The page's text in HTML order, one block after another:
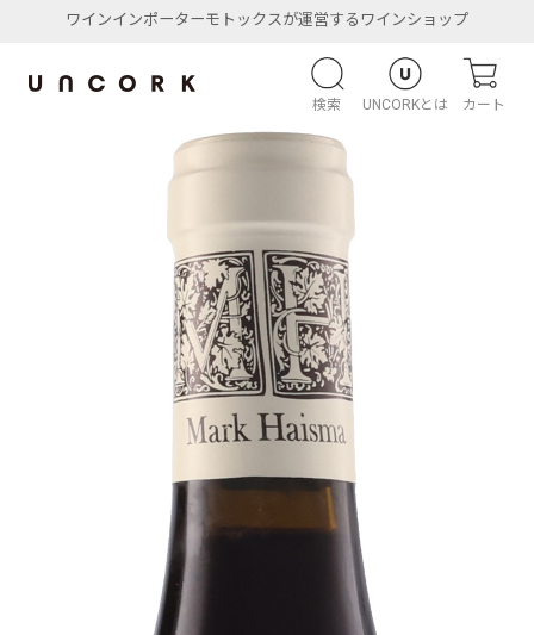
ワインインポーターモトックスが運営するワインショップ
検索 UNCORKとは カート